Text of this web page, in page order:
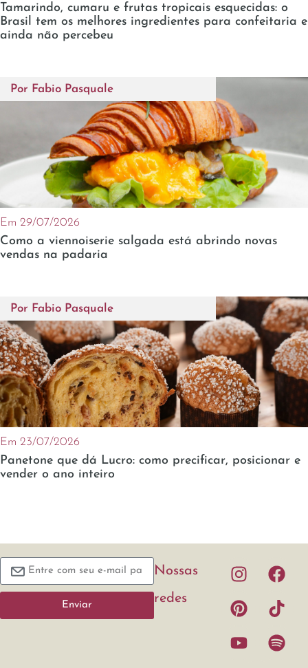
Tamarindo, cumaru e frutas tropicais esquecidas: o
Brasil tem os melhores ingredientes para confeitaria e
ainda não percebeu
Por Fabio Pasquale
Em 29/07/2026
Como a viennoiserie salgada está abrindo novas
vendas na padaria
Por Fabio Pasquale
Em 23/07/2026
Panetone que dá Lucro: como precificar, posicionar e
vender o ano inteiro
Enviar
Nossas
redes